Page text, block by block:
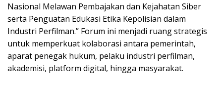
Nasional Melawan Pembajakan dan Kejahatan Siber
serta Penguatan Edukasi Etika Kepolisian dalam
Industri Perfilman.” Forum ini menjadi ruang strategis
untuk memperkuat kolaborasi antara pemerintah,
aparat penegak hukum, pelaku industri perfilman,
akademisi, platform digital, hingga masyarakat.